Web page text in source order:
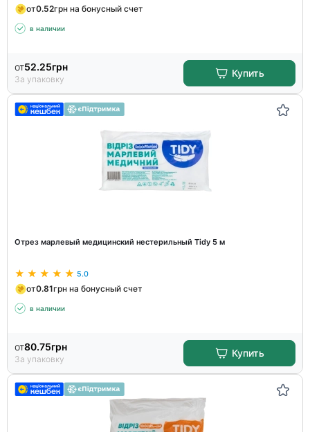
от0.52грн на бонусный счет
в наличии
от52.25грн
За упаковку
Купить
Отрез марлевый медицинский нестерильный Tidy 5 м
5.0
от0.81грн на бонусный счет
в наличии
от80.75грн
За упаковку
Купить